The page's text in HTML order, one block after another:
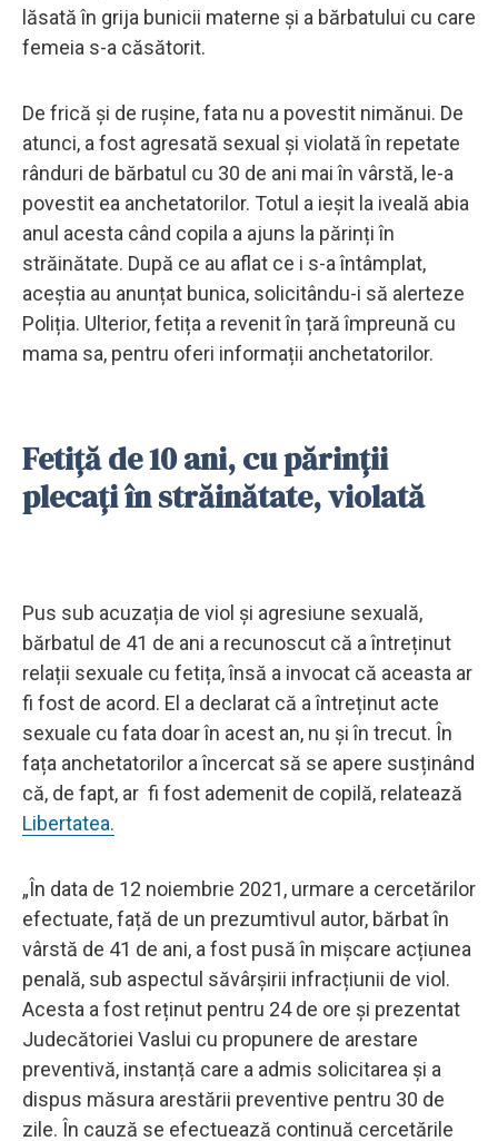
lăsată în grija bunicii materne și a bărbatului cu care
femeia s-a căsătorit.
De frică și de rușine, fata nu a povestit nimănui. De
atunci, a fost agresată sexual și violată în repetate
rânduri de bărbatul cu 30 de ani mai în vârstă, le-a
povestit ea anchetatorilor. Totul a ieșit la iveală abia
anul acesta când copila a ajuns la părinți în
străinătate. După ce au aflat ce i s-a întâmplat,
aceștia au anunțat bunica, solicitându-i să alerteze
Poliția. Ulterior, fetița a revenit în țară împreună cu
mama sa, pentru oferi informații anchetatorilor.
Fetiță de 10 ani, cu părinții
plecați în străinătate, violată
Pus sub acuzația de viol și agresiune sexuală,
bărbatul de 41 de ani a recunoscut că a întreținut
relații sexuale cu fetița, însă a invocat că aceasta ar
fi fost de acord. El a declarat că a întreținut acte
sexuale cu fata doar în acest an, nu și în trecut. În
fața anchetatorilor a încercat să se apere susținând
că, de fapt, ar fi fost ademenit de copilă, relatează
Libertatea.
„În data de 12 noiembrie 2021, urmare a cercetărilor
efectuate, față de un prezumtivul autor, bărbat în
vârstă de 41 de ani, a fost pusă în mișcare acțiunea
penală, sub aspectul săvârșirii infracțiunii de viol.
Acesta a fost reținut pentru 24 de ore și prezentat
Judecătoriei Vaslui cu propunere de arestare
preventivă, instanță care a admis solicitarea și a
dispus măsura arestării preventive pentru 30 de
zile. În cauză se efectuează continuă cercetările